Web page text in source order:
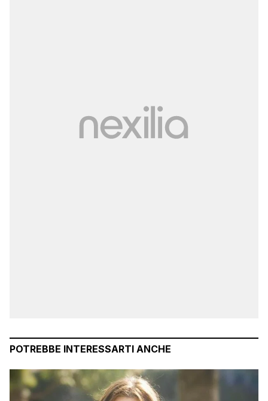
POTREBBE INTERESSARTI ANCHE